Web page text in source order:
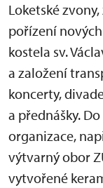
Loketské
pořízení
kostela sv.
a založení
koncerty,
a přednášky.
organizace,
výtvarný obor
vytvořené